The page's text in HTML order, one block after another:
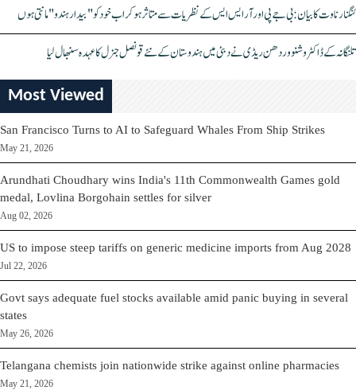
کنگنا رناوت کا بیان: بی جے پی اور آر ایس ایس کے نظریات سے متاثر ہو کر اب خود کو "بیدار ہندو" مانتی ہوں
تلنگانہ کے ڈاکٹر وشنو وردھن ریڈی نے دبئی میں ہندوستان کے نئے قونصل جنرل کا عہدہ سنبھال لیا
Most Viewed
San Francisco Turns to AI to Safeguard Whales From Ship Strikes
May 21, 2026
Arundhati Choudhary wins India's 11th Commonwealth Games gold
medal, Lovlina Borgohain settles for silver
Aug 02, 2026
US to impose steep tariffs on generic medicine imports from Aug 2028
Jul 22, 2026
Govt says adequate fuel stocks available amid panic buying in several
states
May 26, 2026
Telangana chemists join nationwide strike against online pharmacies
May 21, 2026